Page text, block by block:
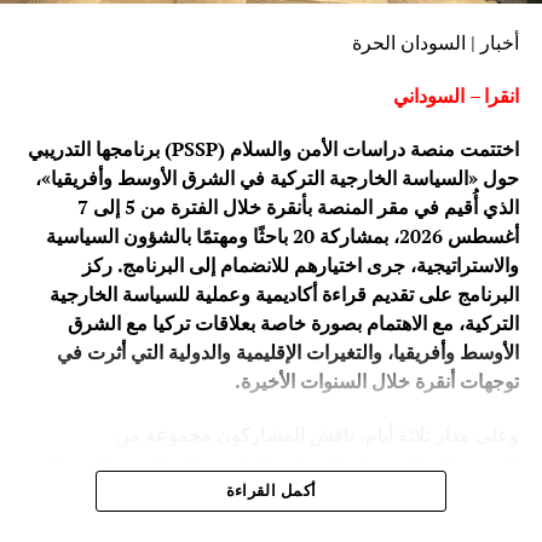
أخبار | السودان الحرة
انقرا – السوداني
اختتمت منصة دراسات الأمن والسلام (PSSP) برنامجها التدريبي
حول «السياسة الخارجية التركية في الشرق الأوسط وأفريقيا»،
الذي أُقيم في مقر المنصة بأنقرة خلال الفترة من 5 إلى 7
أغسطس 2026، بمشاركة 20 باحثًا ومهتمًا بالشؤون السياسية
والاستراتيجية، جرى اختيارهم للانضمام إلى البرنامج. ركز
البرنامج على تقديم قراءة أكاديمية وعملية للسياسة الخارجية
التركية، مع الاهتمام بصورة خاصة بعلاقات تركيا مع الشرق
الأوسط وأفريقيا، والتغيرات الإقليمية والدولية التي أثرت في
توجهات أنقرة خلال السنوات الأخيرة.
تطورها ومرتكزاتها، وعلاقات تركيا مع دول الشرق الأوسط،
أكمل القراءة